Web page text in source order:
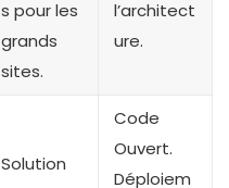
s pour les
grands
sites.
l’architect
ure.
Solution
Code
Ouvert.
Déploiem